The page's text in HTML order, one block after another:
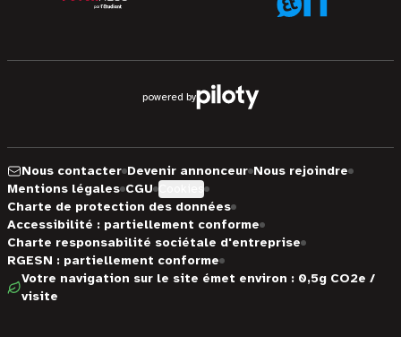
powered by
Nous contacter Devenir annonceur Nous rejoindre
Mentions légales CGU
Charte de protection des données
Accessibilité : partiellement conforme
Charte responsabilité sociétale d'entreprise
RGESN : partiellement conforme
Votre navigation sur le site émet environ : 0,5g CO2e /
visite